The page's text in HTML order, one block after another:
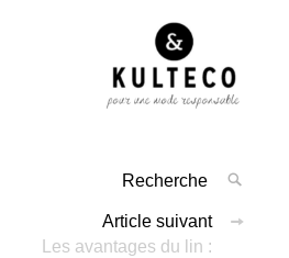
Article suivant
Les avantages du lin :